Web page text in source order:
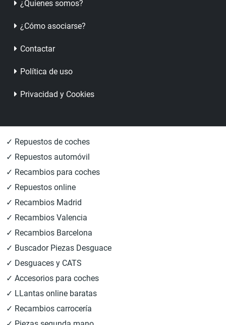
¿Quienes somos?
¿Cómo asociarse?
Contactar
Política de uso
Privacidad y Cookies
✓ Repuestos de coches
✓ Repuestos automóvil
✓ Recambios para coches
✓ Repuestos online
✓ Recambios Madrid
✓ Recambios Valencia
✓ Recambios Barcelona
✓ Buscador Piezas Desguace
✓ Desguaces y CATS
✓ Accesorios para coches
✓ LLantas online baratas
✓ Recambios carrocería